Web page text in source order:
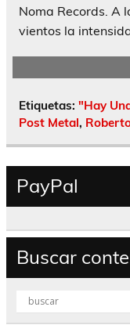
Noma Records. A
vientos la
Etiquetas: "Hay
Post Metal,
PayPal
Buscar